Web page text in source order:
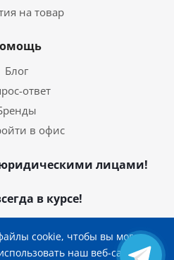
на товар
Блог
ответ
в офис
юридическими лицами!
в курсе!
cookie, чтобы вы могли
наш веб-сайт.